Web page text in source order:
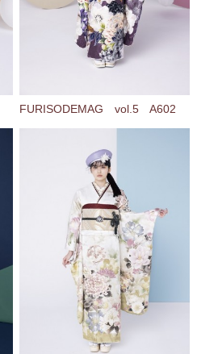
FURISODEMAG vol.5 A602